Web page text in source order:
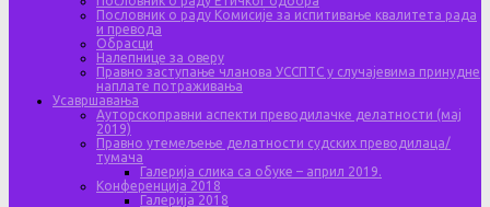
Пословник о раду Комисије за испитивање квалитета рада
и превода
Обрасци
Налепнице за оверу
Правно заступање чланова УССПТС у случајевима принудне
наплате потраживања
Усавршавања
Ауторскоправни аспекти преводилачке делатности (мај
2019)
Правно утемељење делатности судских преводилаца/
тумача
Галерија слика са обуке – април 2019.
Конференција 2018
Галерија 2018